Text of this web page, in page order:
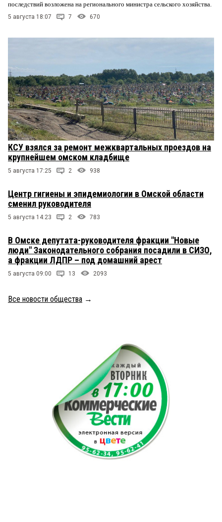
последствий возложена на регионального министра сельского хозяйства.
5 августа 18:07 7 670
КСУ взялся за ремонт межквартальных проездов на
крупнейшем омском кладбище
5 августа 17:25 2 938
Центр гигиены и эпидемиологии в Омской области
сменил руководителя
5 августа 14:23 2 783
В Омске депутата-руководителя фракции "Новые
люди" Законодательного собрания посадили в СИЗО,
а фракции ЛДПР – под домашний арест
5 августа 09:00 13 2093
Все новости общества →